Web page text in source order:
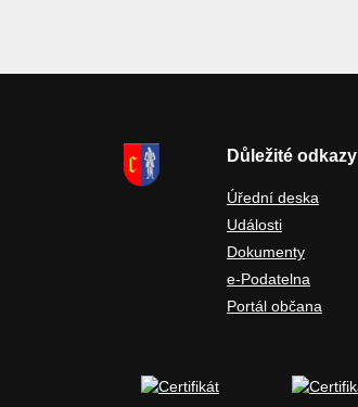
Důležité odkazy
Úřední deska
Události
Dokumenty
e-Podatelna
Portál občana